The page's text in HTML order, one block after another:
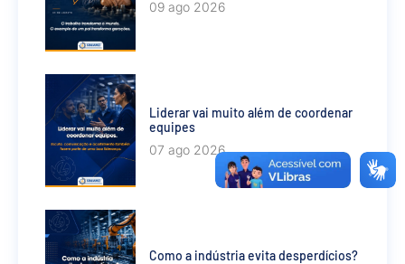
09 ago 2026
Liderar vai muito além de coordenar
equipes
07 ago 2026
Como a indústria evita desperdícios?